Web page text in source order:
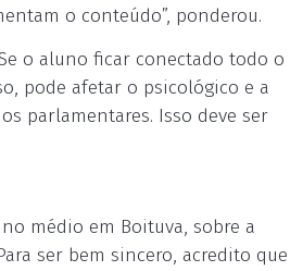
o conteúdo”, ponderou.
o aluno ficar conectado todo o
pode afetar o psicológico e a
parlamentares. Isso deve ser
médio em Boituva, sobre a
ser bem sincero, acredito que